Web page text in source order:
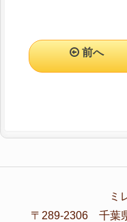
前へ
ミ
〒289-2306 千葉